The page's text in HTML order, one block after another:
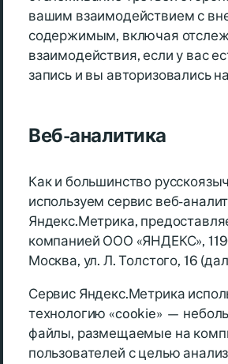
вашим взаимодействием с
содержимым, включая
взаимодействия, если у вас
запись и вы авторизовались
Веб-аналитика
Как и большинство
используем сервис веб-
Яндекс.Метрика,
компанией ООО «ЯНДЕКС»,
Москва, ул. Л. Толстого, 16
Сервис Яндекс.Метрика
технологию «cookie» —
файлы, размещаемые на
пользователей с целью